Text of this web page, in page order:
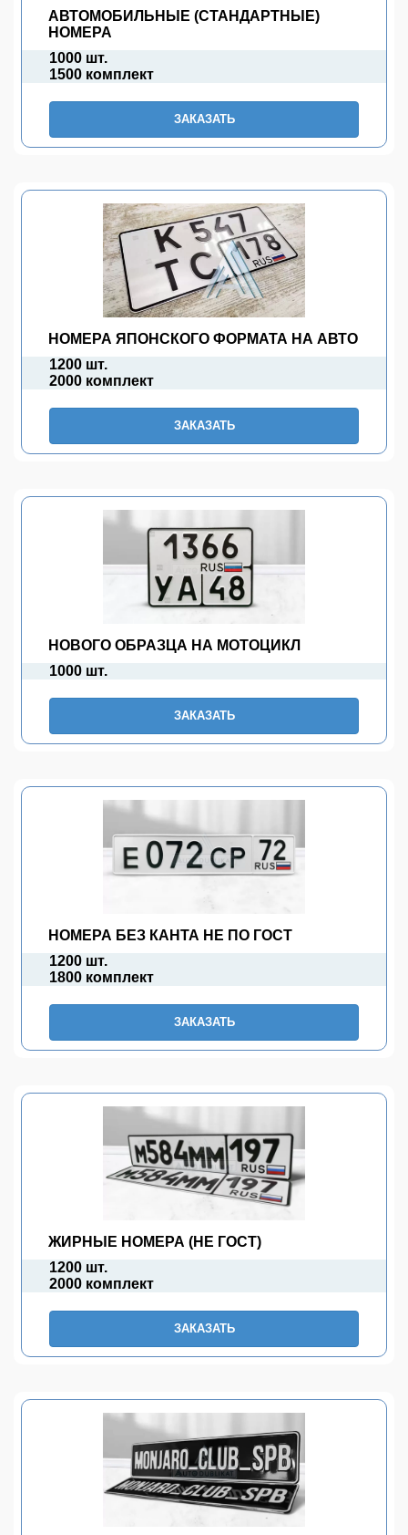
АВТОМОБИЛЬНЫЕ (СТАНДАРТНЫЕ)
НОМЕРА
1000 шт.
1500 комплект
ЗАКАЗАТЬ
НОМЕРА ЯПОНСКОГО ФОРМАТА НА АВТО
1200 шт.
2000 комплект
ЗАКАЗАТЬ
НОВОГО ОБРАЗЦА НА МОТОЦИКЛ
1000 шт.
ЗАКАЗАТЬ
НОМЕРА БЕЗ КАНТА НЕ ПО ГОСТ
1200 шт.
1800 комплект
ЗАКАЗАТЬ
ЖИРНЫЕ НОМЕРА (НЕ ГОСТ)
1200 шт.
2000 комплект
ЗАКАЗАТЬ